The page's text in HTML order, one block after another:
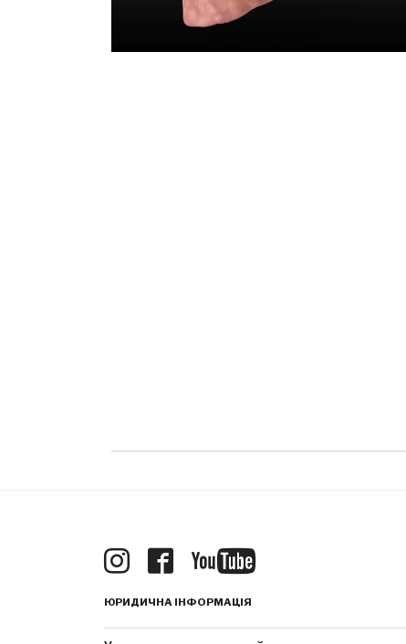
ЮРИДИЧНА ІНФОРМАЦІЯ